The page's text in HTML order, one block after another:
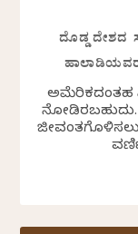
ದೊಡ್ಡ ದೇಶದ
ಅಮೆರಿಕದಂತಹ
ನೋಡಿರಬಹುದು.